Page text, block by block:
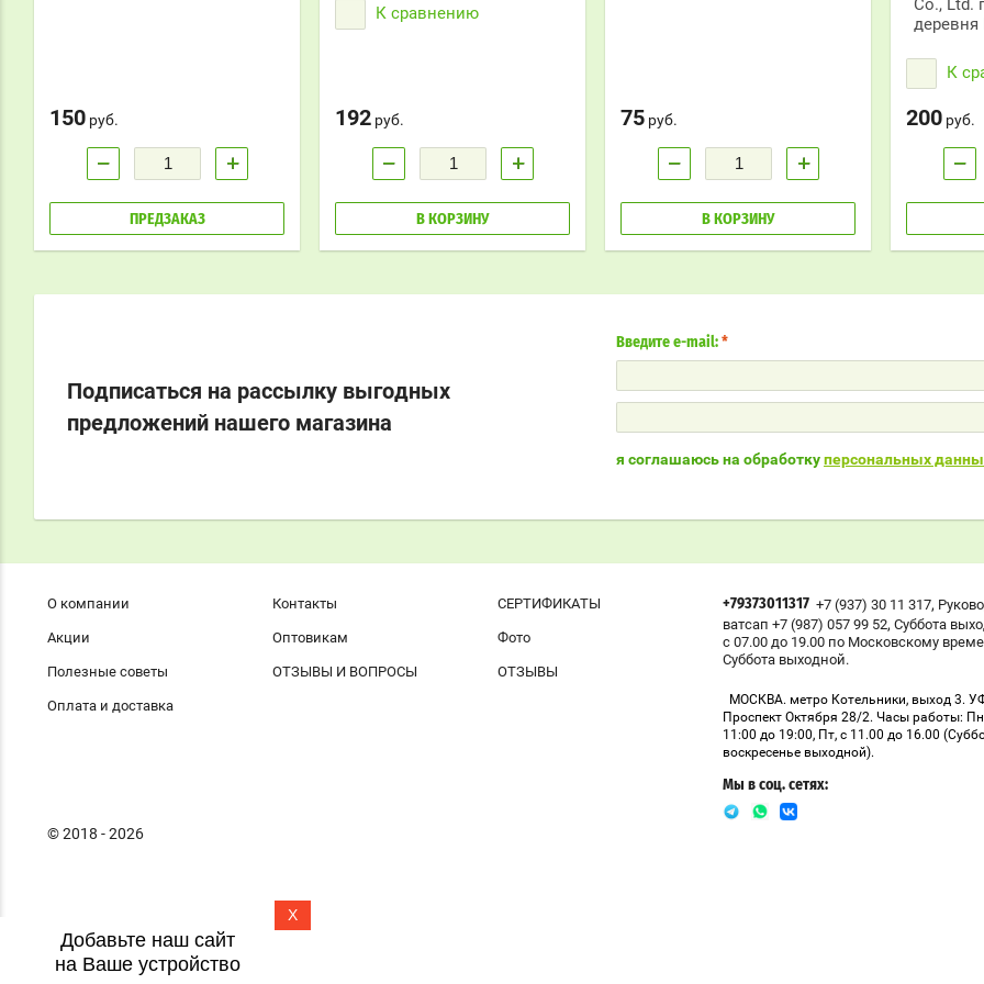
150 руб.
− +
ПРЕДЗАКАЗ
К сравнению
192 руб.
− +
В КОРЗИНУ
75 руб.
− +
В КОРЗИНУ
действие
Быстро
отек.
Co., Ltd.
деревня
К
200 руб.
−
Подписаться на рассылку выгодных
предложений нашего магазина
Введите e-mail: *
я соглашаюсь на обработкуперсональных
О компании
Акции
Полезные советы
Оплата и доставка
Контакты
Оптовикам
ОТЗЫВЫ И ВОПРОСЫ
СЕРТИФИКАТЫ
Фото
ОТЗЫВЫ
+79373011317 +7 (937) 30 11 317,
ватсап +7 (987) 057 99 52, Суббота
с 07.00 до 19.00 по Московскому
Суббота выходной.
МОСКВА. метро Котельники, выход 3.
Проспект Октября 28/2. Часы работы:
11:00 до 19:00, Пт, с 11.00 до 16.00
воскресенье выходной).
Мы в соц. сетях:
© 2018 - 2026
X
Добавьте наш сайт
на Ваше устройство